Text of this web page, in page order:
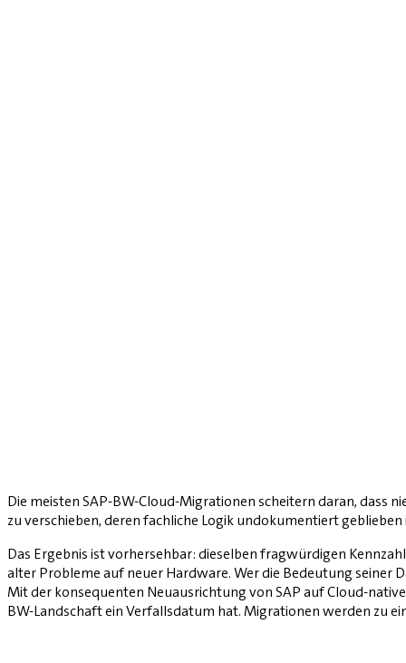
Die meisten SAP-BW-Cloud-Migrationen scheitern daran,
zu verschieben, deren fachliche Logik undokumentiert geblieben
Das Ergebnis ist vorhersehbar: dieselben fragwürdigen
alter Probleme auf neuer Hardware. Wer die Bedeutung seiner
Mit der konsequenten Neuausrichtung von SAP auf Cloud-
BW-Landschaft ein Verfalls­datum hat. Migrationen werden zu